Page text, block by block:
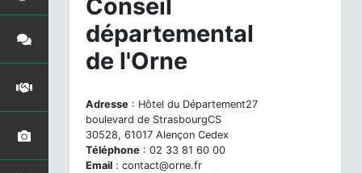
Conseil
départemental
de l'Orne
Adresse : Hôtel du Département27
boulevard de StrasbourgCS
30528, 61017 Alençon Cedex
Téléphone : 02 33 81 60 00
Email : contact@orne.fr